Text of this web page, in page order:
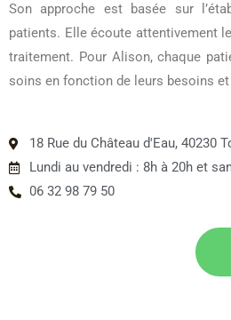
Son approche est basée sur
patients. Elle écoute attentivement
traitement. Pour Alison, chaque
soins en fonction de leurs besoins
18 Rue du Château d'Eau, 40230
Lundi au vendredi : 8h à 20h et
06 32 98 79 50